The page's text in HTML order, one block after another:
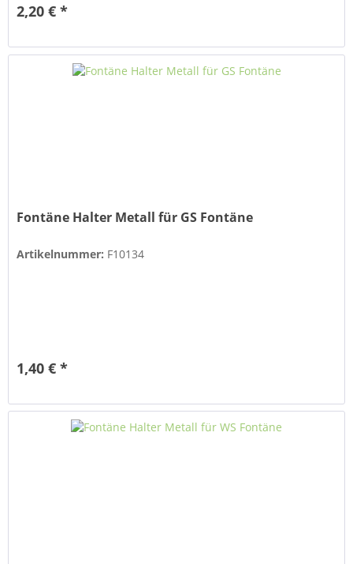
2,20 € *
Fontäne Halter Metall für GS Fontäne
Artikelnummer: F10134
1,40 € *